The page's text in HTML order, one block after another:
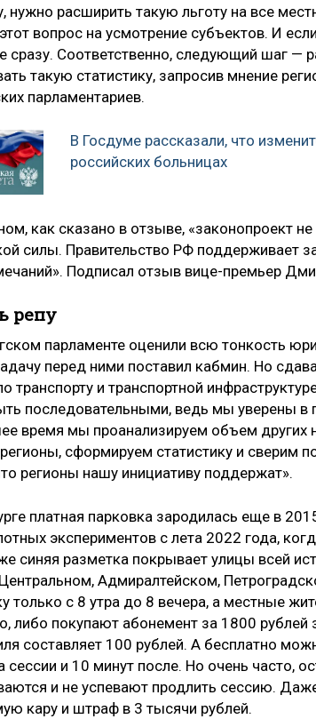
нужно расширить такую льготу на все
вопрос на усмотрение субъектов. И
сразу. Соответственно, следующий шаг
такую статистику, запросив мнение
парламентариев.
В Госдуме рассказали, что
российских больницах
как сказано в отзыве, «законопроект
силы. Правительство РФ поддерживает
Подписал отзыв вице-премьер
репу
парламенте оценили всю тонкость
перед ними поставил кабмин. Но
транспорту и транспортной
последовательными, ведь мы уверены в
время мы проанализируем объем других
сформируем статистику и сверим
регионы нашу инициативу поддержат».
платная парковка зародилась еще в
экспериментов с лета 2022 года,
синяя разметка покрывает улицы всей
Адмиралтейском,
только с 8 утра до 8 вечера, а местные
либо покупают абонемент за 1800 рублей
составляет 100 рублей. А бесплатно
сессии и 10 минут после. Но очень часто,
и не успевают продлить сессию.
кару и штраф в 3 тысячи рублей.